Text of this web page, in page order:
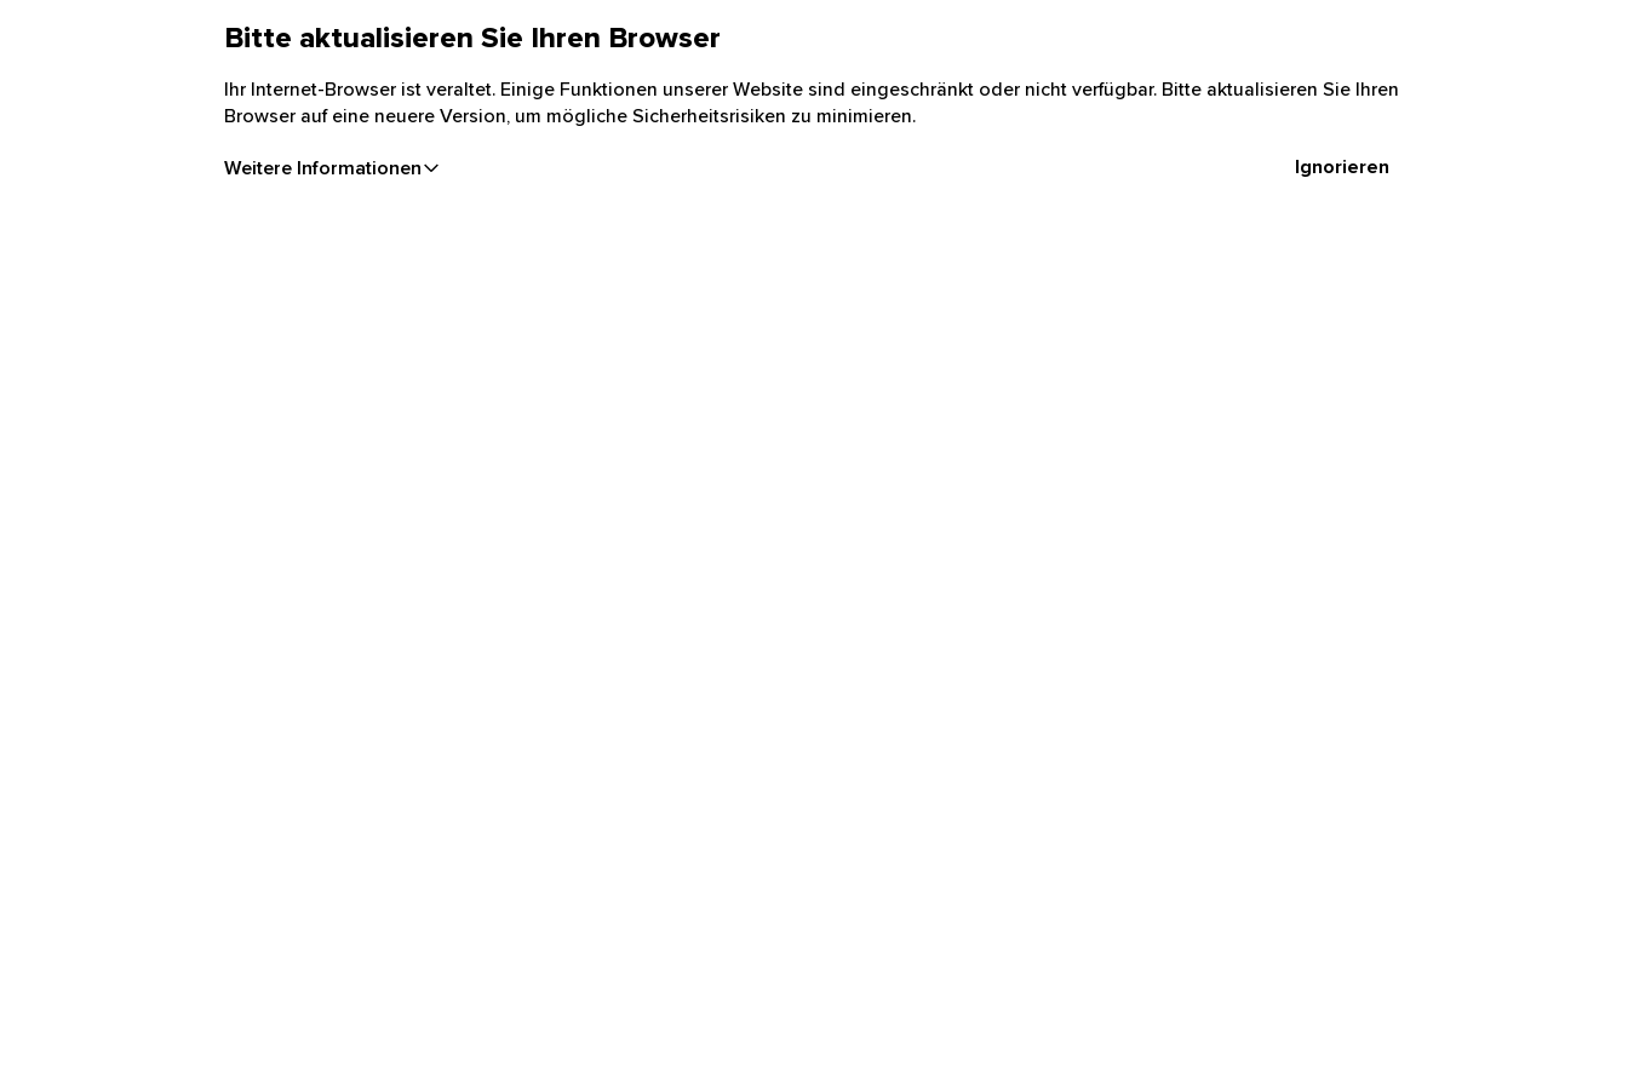
Bitte aktualisieren Sie Ihren Browser
Ihr Internet-Browser ist veraltet. Einige Funktionen unserer Website sind eingeschränkt oder nicht verfügbar. Bitte aktualisieren Sie Ihren
Browser auf eine neuere Version, um mögliche Sicherheitsrisiken zu minimieren.
Weitere Informationen Ignorieren